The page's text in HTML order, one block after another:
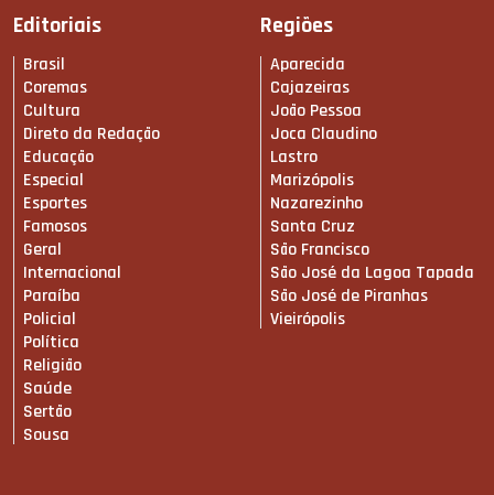
Editoriais
Brasil
Coremas
Cultura
Direto da Redação
Educação
Especial
Esportes
Famosos
Geral
Internacional
Paraíba
Policial
Política
Religião
Saúde
Sertão
Sousa
Regiões
Aparecida
Cajazeiras
João Pessoa
Joca Claudino
Lastro
Marizópolis
Nazarezinho
Santa Cruz
São Francisco
São José da Lagoa Tapada
São José de Piranhas
Vieirópolis